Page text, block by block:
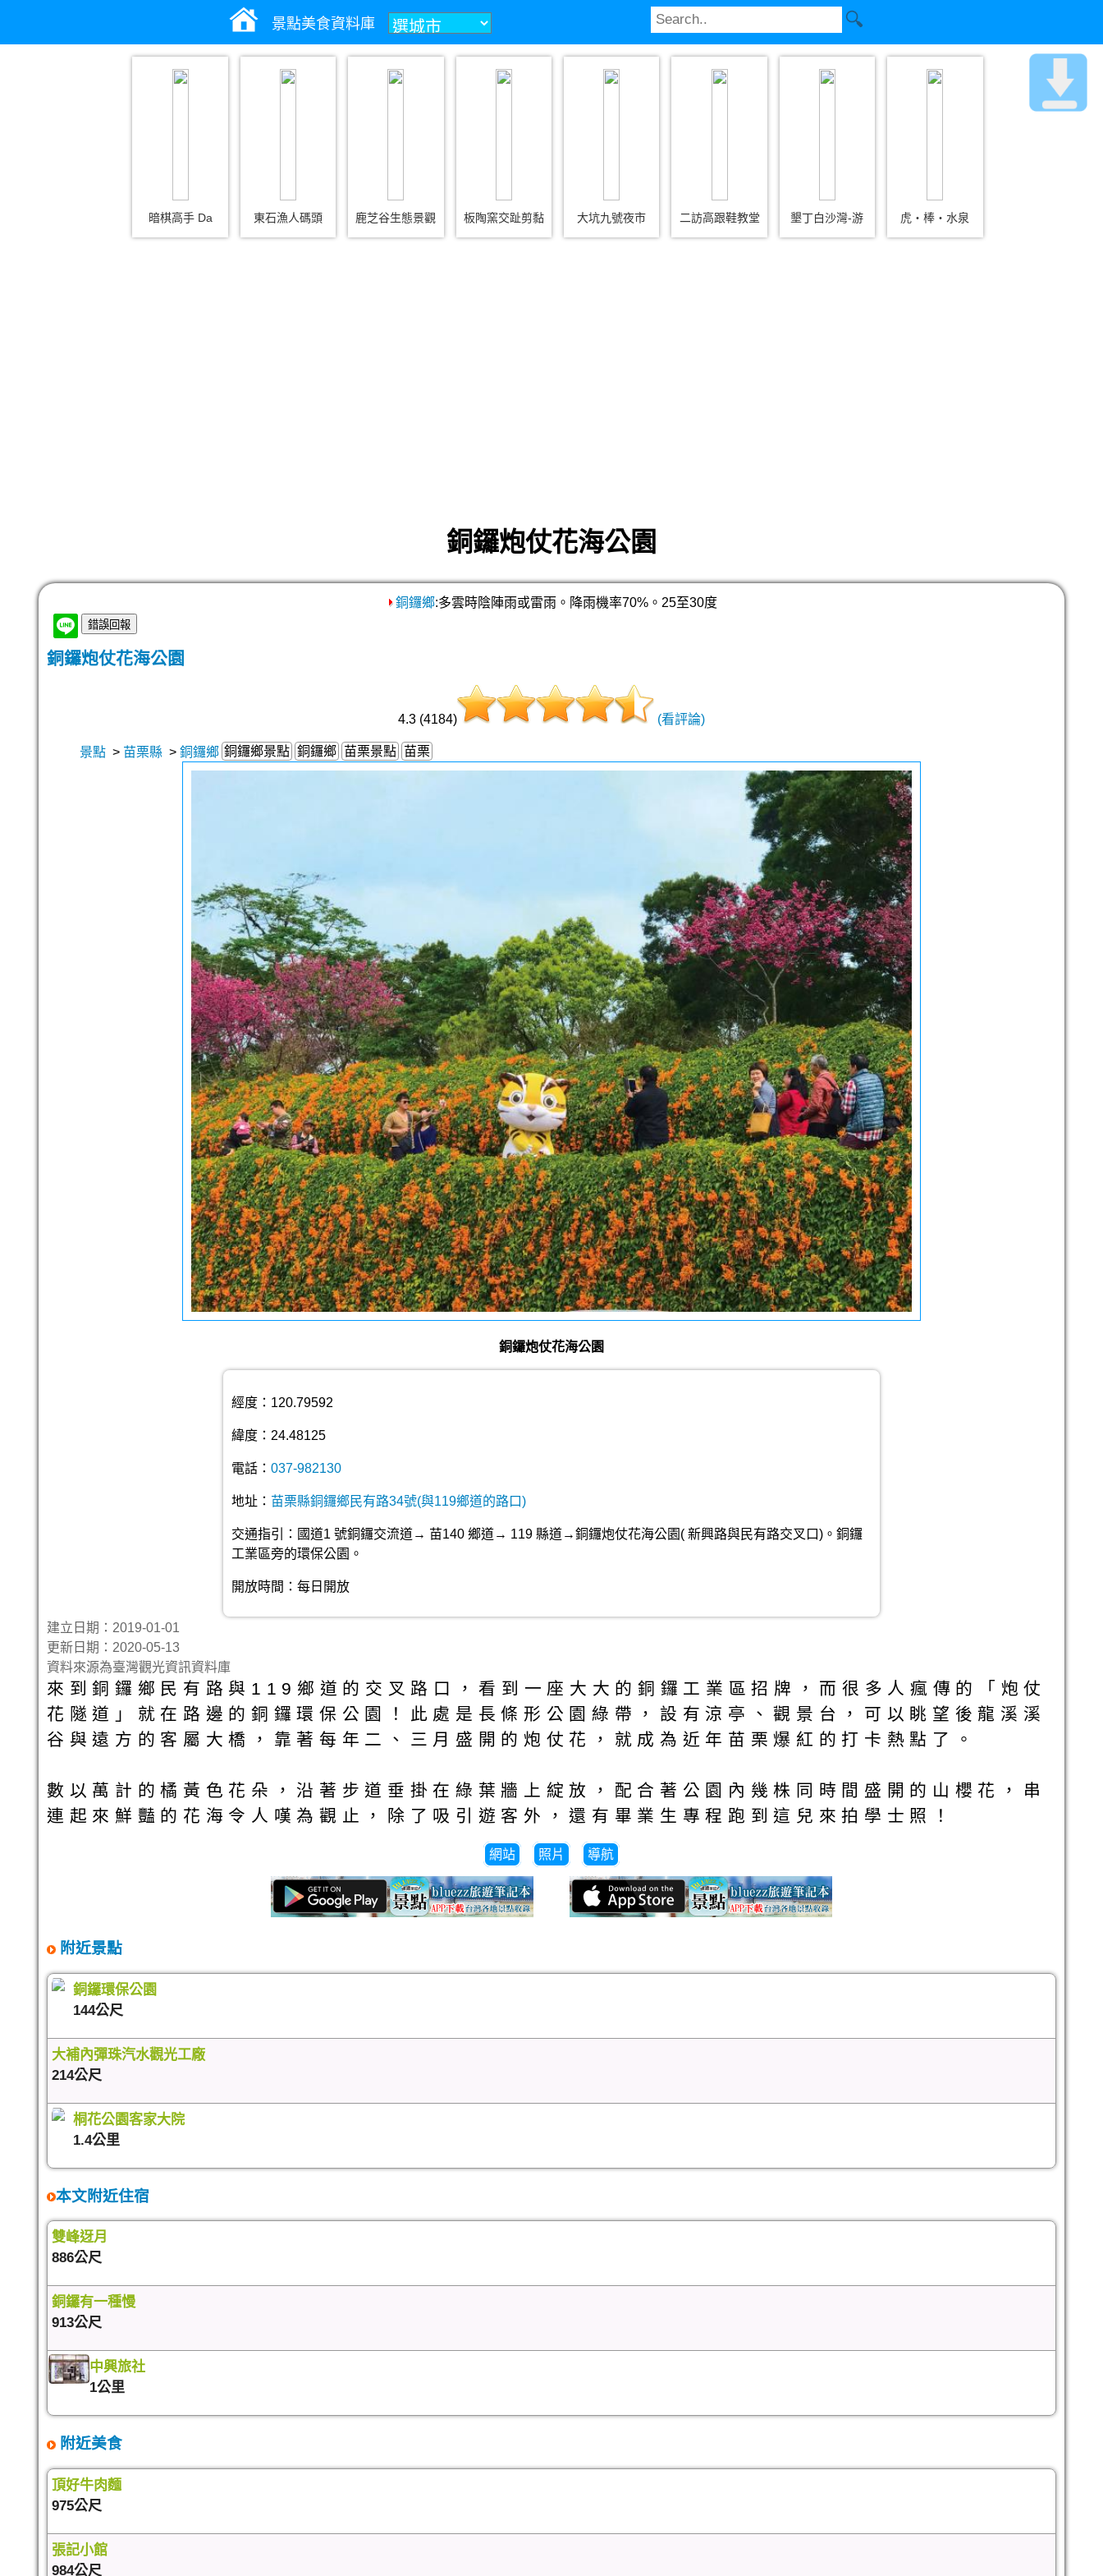
景點美食資料庫
暗棋高手 Da 東石漁人碼頭 鹿芝谷生態景觀 板陶窯交趾剪黏 大坑九號夜市 二訪高跟鞋教堂 墾丁白沙灣-游 虎‧棒‧水泉
銅鑼炮仗花海公園
銅鑼鄉:多雲時陰陣雨或雷雨。降雨機率70%。25至30度
銅鑼炮仗花海公園
4.3 (4184) (看評論)
景點 > 苗栗縣 > 銅鑼鄉 銅鑼鄉景點 銅鑼鄉 苗栗景點 苗栗
銅鑼炮仗花海公園
經度：120.79592
緯度：24.48125
電話： 037-982130
地址： 苗栗縣銅鑼鄉民有路34號(與119鄉道的路口)
交通指引：國道1 號銅鑼交流道→ 苗140 鄉道→ 119 縣道→銅鑼炮仗花海公園( 新興路與民有路交叉口)。銅鑼
工業區旁的環保公園。
開放時間：每日開放
建立日期：2019-01-01
更新日期：2020-05-13
資料來源為臺灣觀光資訊資料庫
來到銅鑼鄉民有路與119鄉道的交叉路口，看到一座大大的銅鑼工業區招牌，而很多人瘋傳的「炮仗
花隧道」就在路邊的銅鑼環保公園！此處是長條形公園綠帶，設有涼亭、觀景台，可以眺望後龍溪溪
谷與遠方的客屬大橋，靠著每年二、三月盛開的炮仗花，就成為近年苗栗爆紅的打卡熱點了。
數以萬計的橘黃色花朵，沿著步道垂掛在綠葉牆上綻放，配合著公園內幾株同時間盛開的山櫻花，串
連起來鮮豔的花海令人嘆為觀止，除了吸引遊客外，還有畢業生專程跑到這兒來拍學士照！
網站 照片 導航
附近景點
銅鑼環保公園
144公尺
大補內彈珠汽水觀光工廠
214公尺
桐花公園客家大院
1.4公里
本文附近住宿
雙峰迓月
886公尺
銅鑼有一種慢
913公尺
中興旅社
1公里
附近美食
頂好牛肉麵
975公尺
張記小館
984公尺